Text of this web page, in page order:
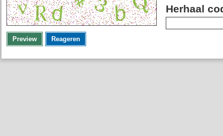
Herhaal
Preview Reageren